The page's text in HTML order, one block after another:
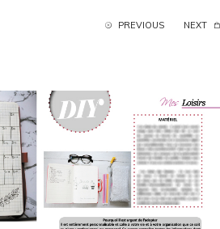
PREVIOUS NEXT